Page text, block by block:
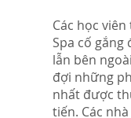
Các học
Spa cố
lẫn bên
đợi những
nhất được
tiến. Các